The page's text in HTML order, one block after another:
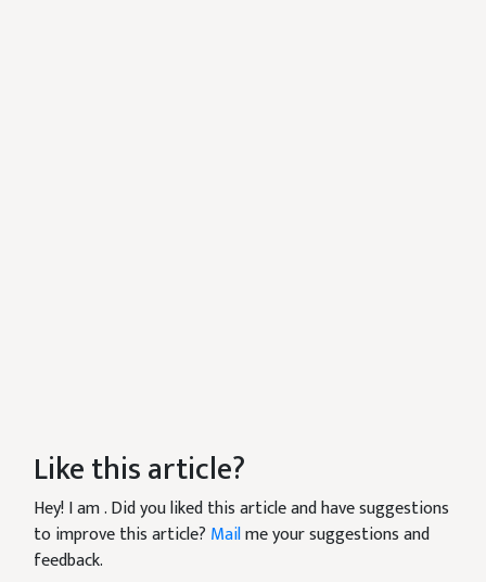
Like this article?
Hey! I am. Did you liked this article and have suggestions
to improve this article? Mailme your suggestions and
feedback.